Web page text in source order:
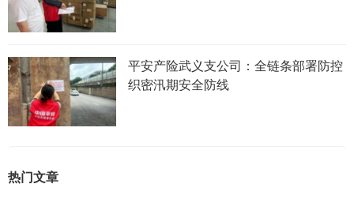
平安产险武义支公司：全链条部署防控
织密汛期安全防线
热门文章